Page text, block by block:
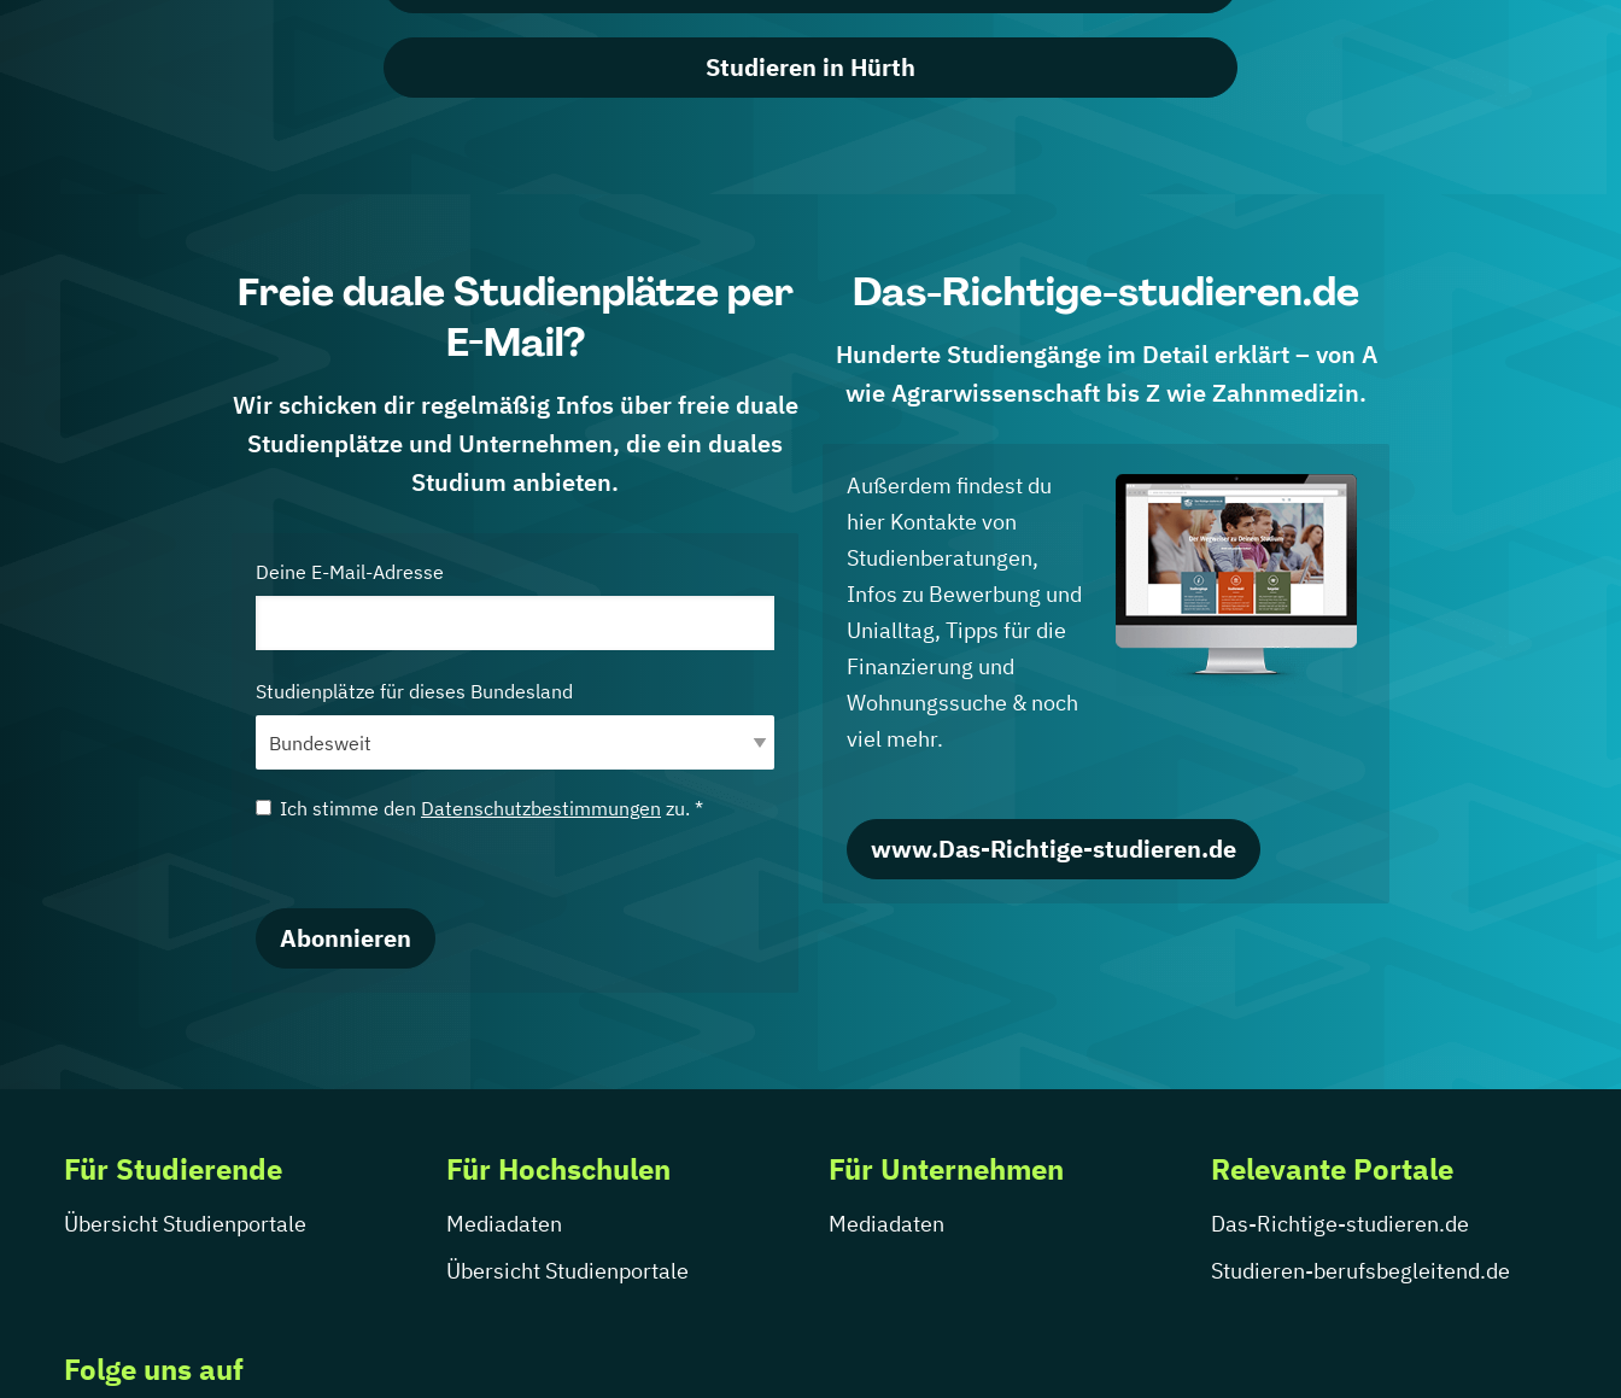
Studieren in Hürth
Freie duale Studienplätze per
E-Mail?
Wir schicken dir regelmäßig Infos über freie duale
Studienplätze und Unternehmen, die ein duales
Studium anbieten.
Deine E-Mail-Adresse
Studienplätze für dieses Bundesland
Ich stimme den Datenschutzbestimmungen zu. *
Abonnieren
Das-Richtige-studieren.de
Hunderte Studiengänge im Detail erklärt – von A
wie Agrarwissenschaft bis Z wie Zahnmedizin.
Außerdem findest du
hier Kontakte von
Studienberatungen,
Infos zu Bewerbung und
Unialltag, Tipps für die
Finanzierung und
Wohnungssuche & noch
viel mehr.
www.Das-Richtige-studieren.de
Für Studierende
Übersicht Studienportale
Für Hochschulen
Mediadaten
Übersicht Studienportale
Für Unternehmen
Mediadaten
Relevante Portale
Das-Richtige-studieren.de
Studieren-berufsbegleitend.de
Folge uns auf